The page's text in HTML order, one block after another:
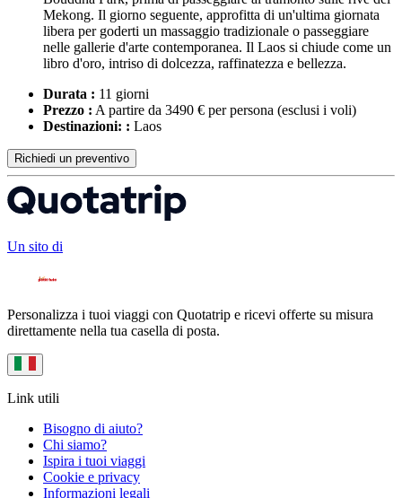
Mekong. Il giorno seguente, approfitta di un'ultima giornata
libera per goderti un massaggio tradizionale o passeggiare
nelle gallerie d'arte contemporanea. Il Laos si chiude come un
libro d'oro, intriso di dolcezza, raffinatezza e bellezza.
Durata : 11 giorni
Prezzo : A partire da 3490 € per persona (esclusi i voli)
Destinazioni: : Laos
Richiedi un preventivo
Un sito di
Personalizza i tuoi viaggi con Quotatrip e ricevi offerte su misura
direttamente nella tua casella di posta.
Link utili
Bisogno di aiuto?
Chi siamo?
Ispira i tuoi viaggi
Cookie e privacy
Informazioni legali